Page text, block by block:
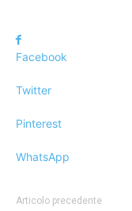
Facebook
Twitter
Pinterest
WhatsApp
Articolo precedente